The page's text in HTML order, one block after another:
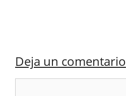
Deja un comentario